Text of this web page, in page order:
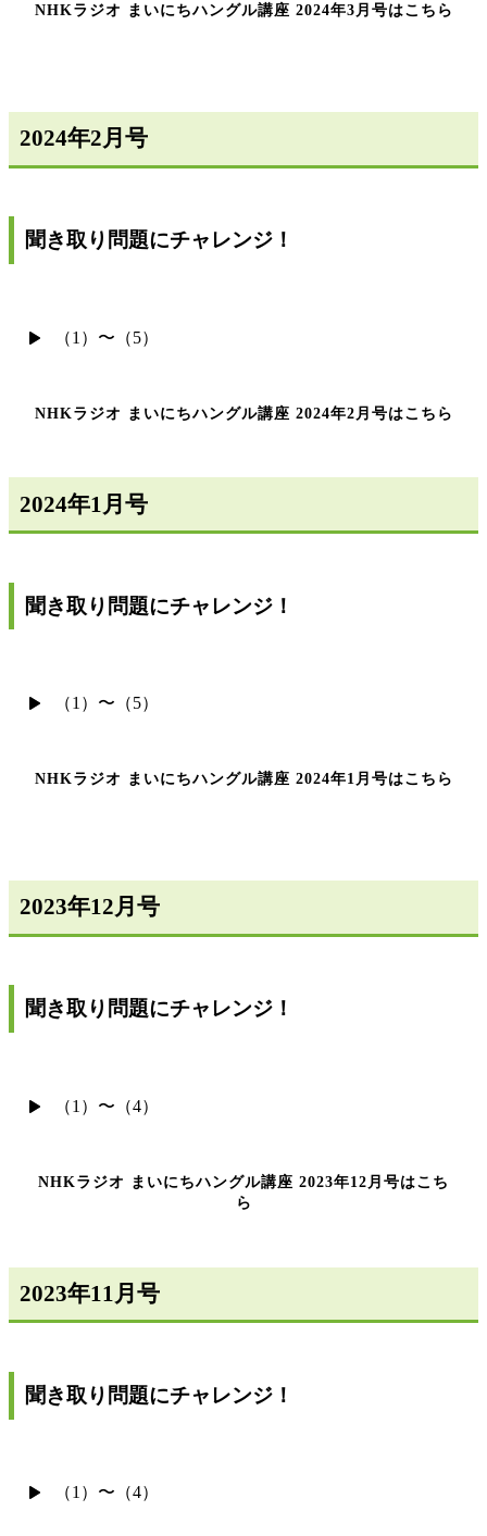
NHKラジオ まいにちハングル講座 2024年3月号はこちら
2024年2月号
聞き取り問題にチャレンジ！
（1）〜（5）
NHKラジオ まいにちハングル講座 2024年2月号はこちら
2024年1月号
聞き取り問題にチャレンジ！
（1）〜（5）
NHKラジオ まいにちハングル講座 2024年1月号はこちら
2023年12月号
聞き取り問題にチャレンジ！
（1）〜（4）
NHKラジオ まいにちハングル講座 2023年12月号はこち
ら
2023年11月号
聞き取り問題にチャレンジ！
（1）〜（4）